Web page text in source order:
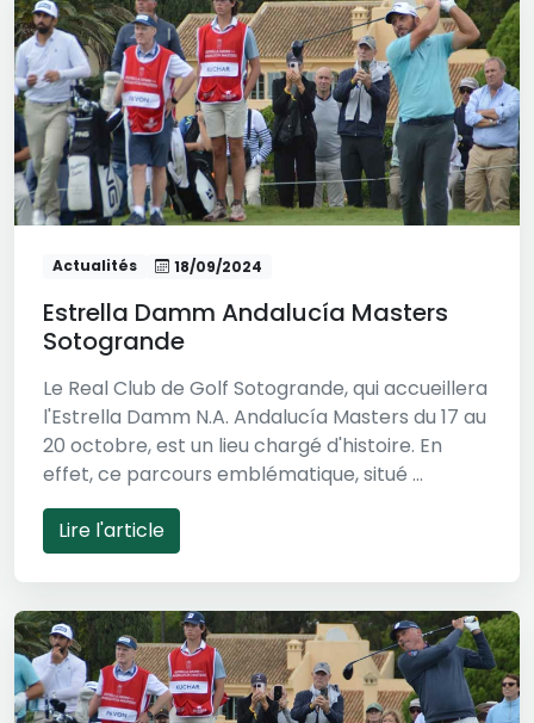
Actualités 18/09/2024
Estrella Damm Andalucía Masters
Sotogrande
Le Real Club de Golf Sotogrande, qui accueillera
l'Estrella Damm N.A. Andalucía Masters du 17 au
20 octobre, est un lieu chargé d'histoire. En
effet, ce parcours emblématique, situé ...
Lire l'article